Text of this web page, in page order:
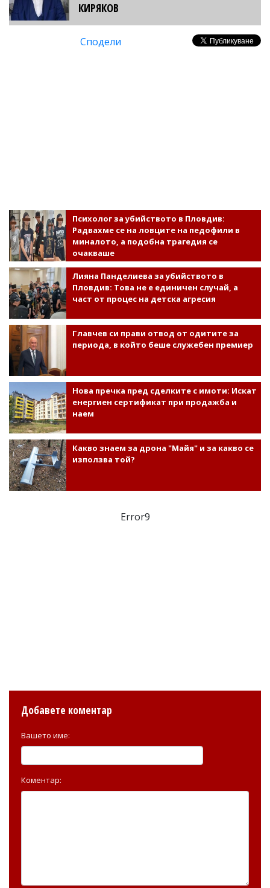
КИРЯКОВ
Сподели
Психолог за убийството в Пловдив:
Радвахме се на ловците на педофили в
миналото, а подобна трагедия се
очакваше
Лияна Панделиева за убийството в
Пловдив: Това не е единичен случай, а
част от процес на детска агресия
Главчев си прави отвод от одитите за
периода, в който беше служебен премиер
Нова пречка пред сделките с имоти: Искат
енергиен сертификат при продажба и
наем
Какво знаем за дрона "Майя" и за какво се
използва той?
Error9
Добавете коментар
Вашето име:
Коментар: